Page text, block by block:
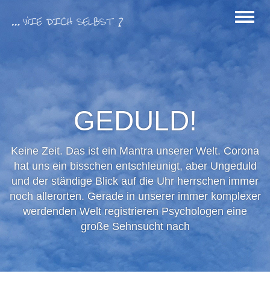
GEDULD!
Keine Zeit. Das ist ein Mantra unserer Welt. Corona
hat uns ein bisschen entschleunigt, aber Ungeduld
und der ständige Blick auf die Uhr herrschen immer
noch allerorten. Gerade in unserer immer komplexer
werdenden Welt registrieren Psychologen eine
große Sehnsucht nach